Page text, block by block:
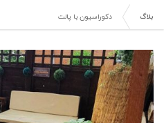
بلاگ دکوراسیون با پالت